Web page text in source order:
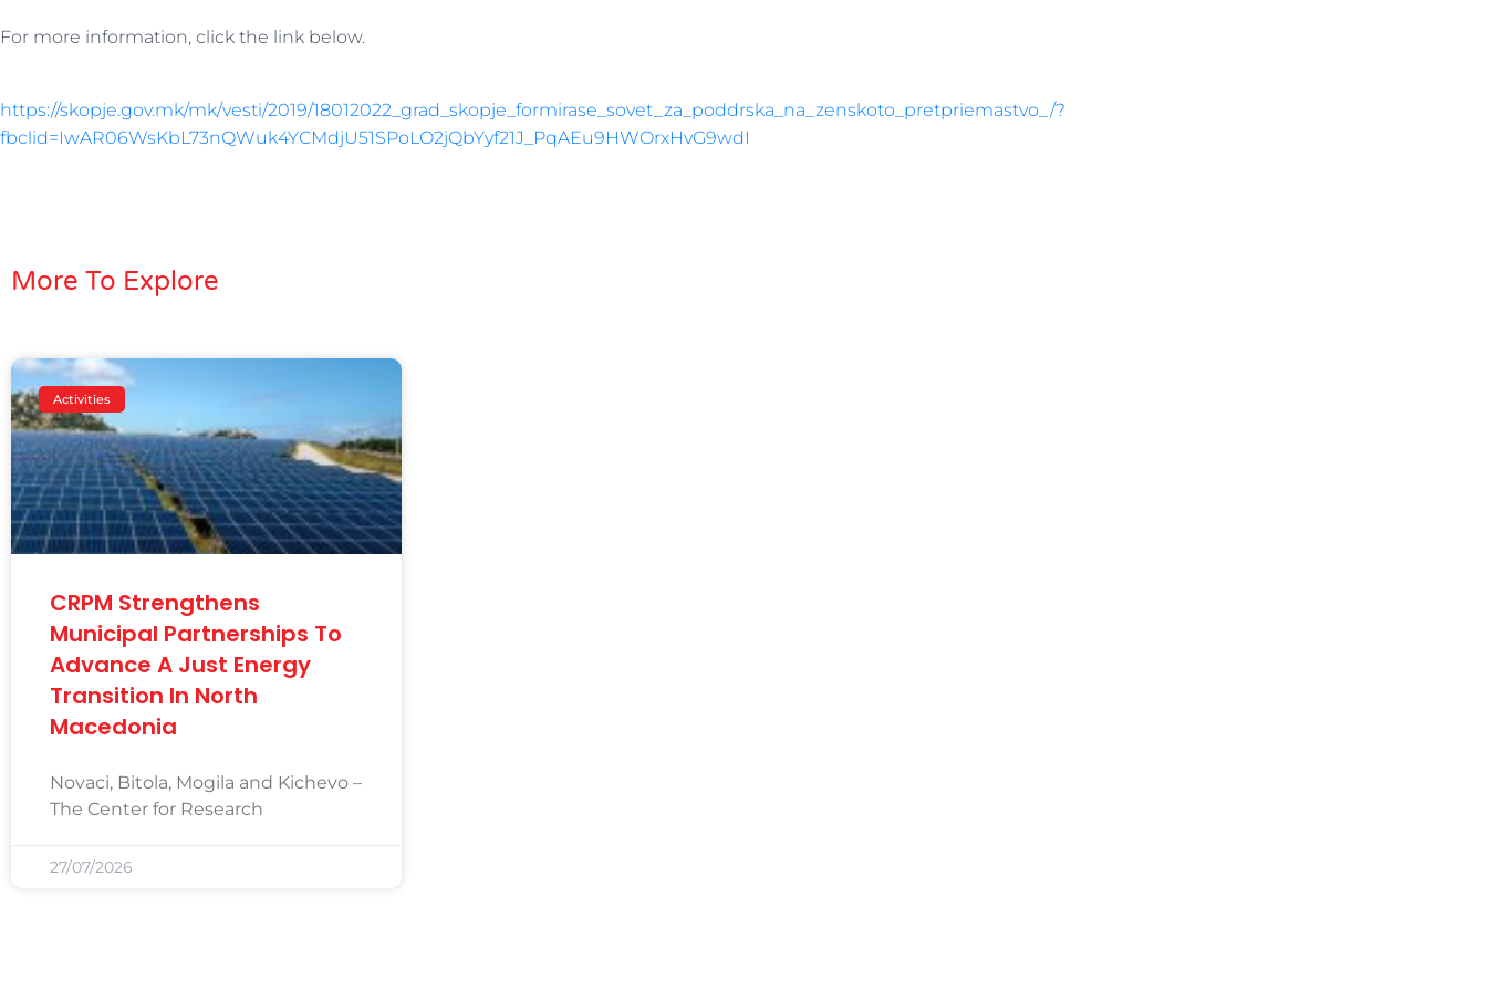
For more information, click the link below.
https://skopje.gov.mk/mk/vesti/2019/18012022_grad_skopje_formirase_sovet_za_poddrska_na_zenskoto_pretpriemastvo_/?
fbclid=IwAR06WsKbL73nQWuk4YCMdjU51SPoLO2jQbYyf21J_PqAEu9HWOrxHvG9wdI
More To Explore
Activities
CRPM Strengthens
Municipal Partnerships To
Advance A Just Energy
Transition In North
Macedonia
Novaci, Bitola, Mogila and Kichevo –
The Center for Research
27/07/2026